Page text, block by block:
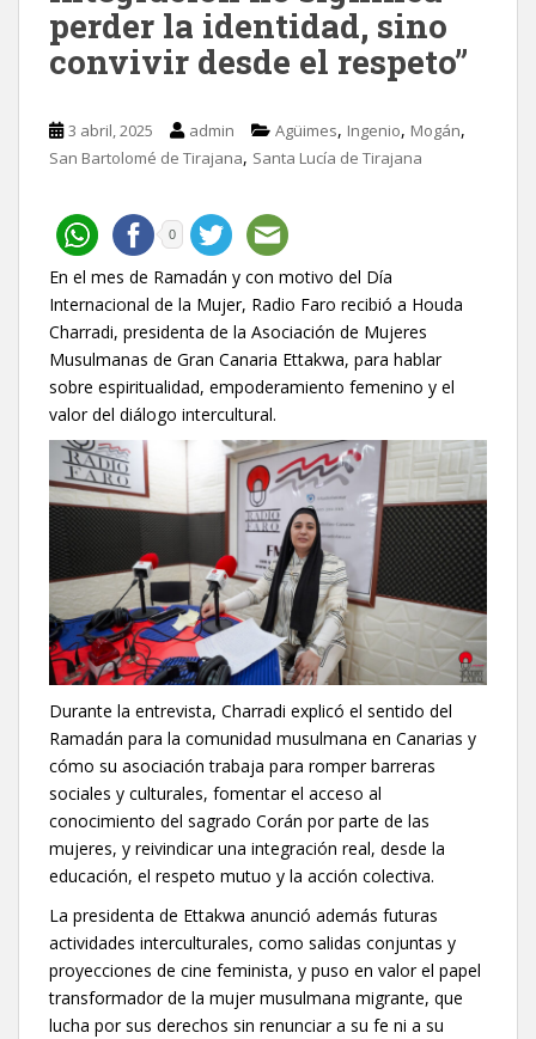
perder la identidad, sino
convivir desde el respeto”
3 abril, 2025 admin Agüimes, Ingenio, Mogán,
San Bartolomé de Tirajana, Santa Lucía de Tirajana
0
En el mes de Ramadán y con motivo del Día
Internacional de la Mujer, Radio Faro recibió a Houda
Charradi, presidenta de la Asociación de Mujeres
Musulmanas de Gran Canaria Ettakwa, para hablar
sobre espiritualidad, empoderamiento femenino y el
valor del diálogo intercultural.
Durante la entrevista, Charradi explicó el sentido del
Ramadán para la comunidad musulmana en Canarias y
cómo su asociación trabaja para romper barreras
sociales y culturales, fomentar el acceso al
conocimiento del sagrado Corán por parte de las
mujeres, y reivindicar una integración real, desde la
educación, el respeto mutuo y la acción colectiva.
La presidenta de Ettakwa anunció además futuras
actividades interculturales, como salidas conjuntas y
proyecciones de cine feminista, y puso en valor el papel
transformador de la mujer musulmana migrante, que
lucha por sus derechos sin renunciar a su fe ni a su